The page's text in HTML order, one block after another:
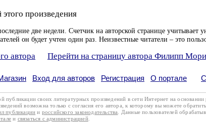
этого произведения
две недели. Счетчик на авторской странице учитывает
он будет учтен один раз. Неизвестные читатели – это
автора Перейти на страницу автора Филипп
Вход для авторов Регистрация О портале
публикации своих литературных произведений в сети Интернет на основании
возможна только с согласия его автора, к которому вы можете
публикации и российского законодательства . Данные пользователей
и связаться с администрацией.